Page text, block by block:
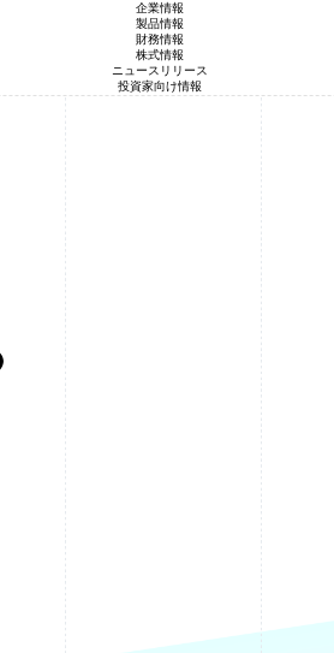
企業情報
製品情報
財務情報
株式情報
ニュースリリース
投資家向け情報